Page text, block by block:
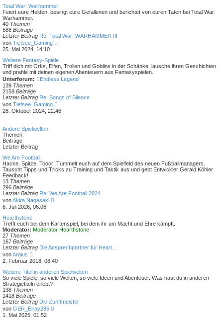
g
e
s
B
e
i
t
r
a
g
Total War: Warhammer
Feiert eure Helden, besingt eure Gefallenen und berichtet von euren Taten bei Total War:
Warhammer.
40 Themen
588 Beiträge
Letzter Beitrag Re: Total War: WARHAMMER III
von Tiefsee_Gaming
e
s
t
e
r
i
r
25. Mai 2024, 14:10
Weitere Fantasy-Spiele
Triff dich mit Orks, Elfen, Trollen und Goblins in der Schänke, lausche ihren Geschichten
und prahle mit deinen eigenen Abenteuern aus Fantasyspielen.
Unterforum:
Endless Legend
139 Themen
2158 Beiträge
Letzter Beitrag Re: Songs of Silence
von Tiefsee_Gaming
e
u
i
t
28. Oktober 2024, 22:46
Andere Spielwelten
Themen
Beiträge
Letzter Beitrag
We Are Football
Hacke, Spitze, Tooor! Tummelt euch auf dem Spielfeld des neuen Fußballmanagers.
Tauscht Tipps und Tricks zu Training und Taktik aus und gebt Entwickler Gerald Köhler
Feedback!
13 Themen
296 Beiträge
Letzter Beitrag Re: We Are Football 2024
vonAkira Nagasaki
s
t
B
i
t
r
a
6. Juli 2026, 06:06
Hearthstone
Trefft euch bei dem Kartenspiel, bei dem ihr um Macht und Ehre kämpft.
Moderator: Moderator Hearthstone
27 Themen
167 Beiträge
Letzter Beitrag Die Ansprechpartner für Heart…
vonAraius
e
u
e
s
t
e
r
B
e
i
2. Februar 2018, 08:40
Weitere Titel in anderen Spielwelten
So viele Spiele, so viele Welten, so viele Ideen und Abenteuer. Was hast du in anderen
Strategietiteln erlebt?
138 Themen
1418 Beiträge
Letzter Beitrag Die Zunftmeister
von GER_Elray285
1. Mai 2025, 01:52